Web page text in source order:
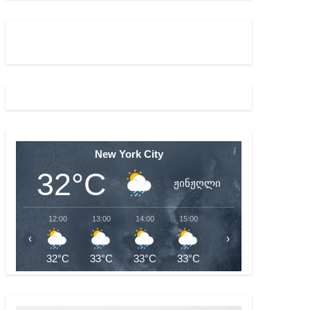
გამოძიებას
New York City
32°C ჟინჟღლი
12:00
32°C
13:00
33°C
14:00
33°C
15:00
33°C
16:00
32°C
‹ ›